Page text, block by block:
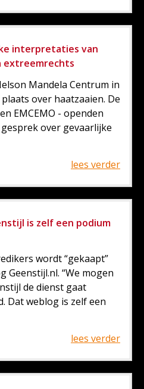
interpretaties van
extreemrechts
Mandela Centrum in
over haatzaaien. De
EMCEMO - openden
over gevaarlijke
lees verder
is zelf een podium
wordt “gekaapt”
Geenstijl.nl. “We mogen
de dienst gaat
Dat weblog is zelf een
lees verder